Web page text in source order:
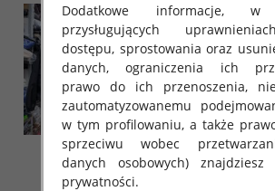
Dodatkowe informacje,
przysługujących
dostępu, sprostowania oraz
danych, ograniczenia ich
prawo do ich przenoszenia,
zautomatyzowanemu
w tym profilowaniu, a także
sprzeciwu wobec
danych osobowych)
prywatności.